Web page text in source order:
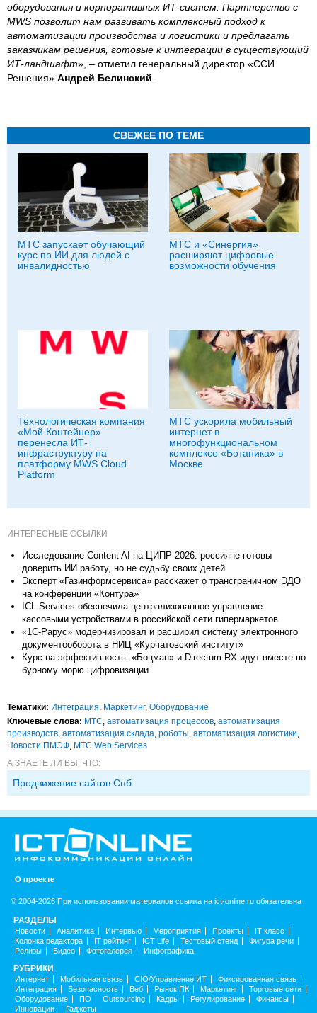
оборудования и корпоративных ИТ-систем. Партнерство с
MWS позволит нам развивать комплексный подход к
автоматизации производства и логистики и предлагать
заказчикам решения, готовые к интеграции в существующий
ИТ-ландшафт», – отметил генеральный директор «ССИ
Решения» Андрей Белинский
СВЕЖЕЕ ПО ТЕМЕ
МТС запускает обучающий
курс по ИИ для людей с
инвалидностью
МТС и «Синергия»
расширяют цифровые
возможности обучения
Технологическая компания
«Мой Контейнер»
перенесла ИТ-
инфраструктуру на
платформу MWS Cloud
Platform
МТС ускорила мобильный
интернет в
многофункциональном
комплексе «Ботаника» в
Москве
ИНТЕРЕСНЫЕ ССЫЛКИ
Исследование Content AI на ЦИПР 2026: россияне готовы
доверить ИИ работу, но не судьбу своих детей
Эксперт «Газинформсервиса» расскажет о трансграничном ЭДО
на конференции «Контура»
ICL Services обеспечила централизованное управление
кассовыми устройствами в российской сети гипермаркетов
«1С-Рарус» модернизировал и расширил систему электронного
документооборота в НИЦ «Курчатовский институт»
Курс на эффективность: «Боцман» и Directum RX идут вместе по
бурному морю цифровизации
Тематики: Интеграция, Маркетинг, Оборудование
Ключевые слова: МТС, автоматизация процессов, автоматизация
производств, автоматизация склада, роботы, автоматизация логистики,
Новости ПМЭФ, МТС Web Services
А ЗНАЕТЕ ЛИ ВЫ, ЧТО:
Продвижение сайтов Спб
О проекте
© 2004-2026 При использовании материалов ссылка на ict-online.ru обязательна
РАЗДЕЛЫ
Новости Аналитика Интервью Мероприятия Проекты
IT класс
Колонка редактора
IT рейтинг ICT Life Тестовый стенд
Фигура речи
Релизы
Видео Фотогалерея Инфографика
РУБРИКИ
Интернет Мобильная связь CIO/Управление ИТ
Фиксированная связь
Интеграция
Безопасность Веб Рынок ПК Маркетинг
Торговые сети
Оборудование
ПО Outsourcing Кадры Регулирование
Финансы
Инновации
Гаджеты